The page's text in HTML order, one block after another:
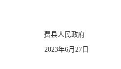
费县人民政府
2023年6月27日